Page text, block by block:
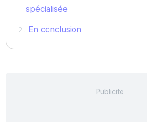
spécialisée
En conclusion